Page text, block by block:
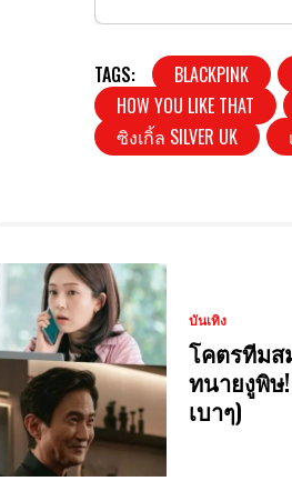
TAGS: BLACKPINK
HOW YOU LIKE THAT
ซิงเกิ้ล SILVER UK
บันเทิง
โคตรทีมสม
ทนายงูพิษ
เบาๆ)